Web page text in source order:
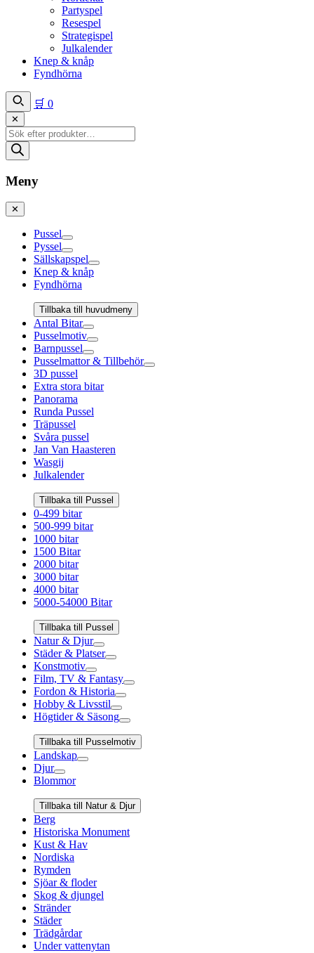
Partyspel
Resespel
Strategispel
Julkalender
Knep & knåp
Fyndhörna
🛒 0
✕
Produktsökning
Meny
✕
Pussel
Pyssel
Sällskapspel
Knep & knåp
Fyndhörna
Tillbaka till huvudmeny
Antal Bitar
Pusselmotiv
Barnpussel
Pusselmattor & Tillbehör
3D pussel
Extra stora bitar
Panorama
Runda Pussel
Träpussel
Svåra pussel
Jan Van Haasteren
Wasgij
Julkalender
Tillbaka till Pussel
0-499 bitar
500-999 bitar
1000 bitar
1500 Bitar
2000 bitar
3000 bitar
4000 bitar
5000-54000 Bitar
Tillbaka till Pussel
Natur & Djur
Städer & Platser
Konstmotiv
Film, TV & Fantasy
Fordon & Historia
Hobby & Livsstil
Högtider & Säsong
Tillbaka till Pusselmotiv
Landskap
Djur
Blommor
Tillbaka till Natur & Djur
Berg
Historiska Monument
Kust & Hav
Nordiska
Rymden
Sjöar & floder
Skog & djungel
Stränder
Städer
Trädgårdar
Under vattenytan